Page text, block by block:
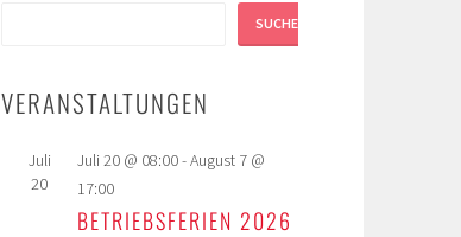
SUCHEN
VERANSTALTUNGEN
Juli
20
Juli 20 @ 08:00-August 7 @
17:00
BETRIEBSFERIEN 2026